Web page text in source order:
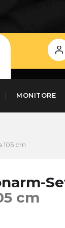
Login
MONITORE
105 cm
cm